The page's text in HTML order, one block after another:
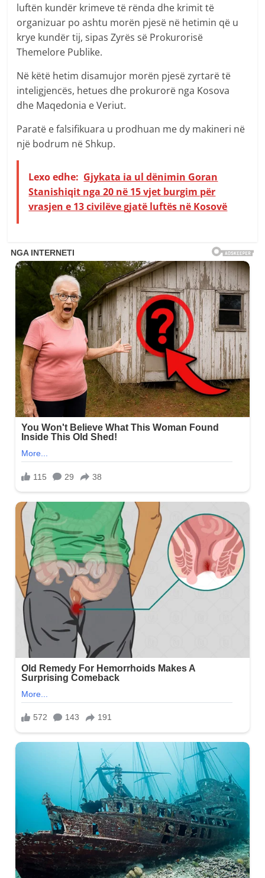
luftën kundër krimeve të rënda dhe krimit të
organizuar po ashtu morën pjesë në hetimin që u
krye kundër tij, sipas Zyrës së Prokurorisë
Themelore Publike.
Në këtë hetim disamujor morën pjesë zyrtarë të
inteligjencës, hetues dhe prokurorë nga Kosova
dhe Maqedonia e Veriut.
Paratë e falsifikuara u prodhuan me dy makineri në
një bodrum në Shkup.
Lexo edhe: Gjykata ia ul dënimin Goran
Stanishiqit nga 20 në 15 vjet burgim për
vrasjen e 13 civilëve gjatë luftës në Kosovë